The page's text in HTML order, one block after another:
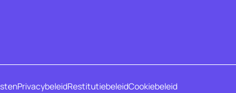
PrivacybeleidRestitutiebeleidCookiebeleid